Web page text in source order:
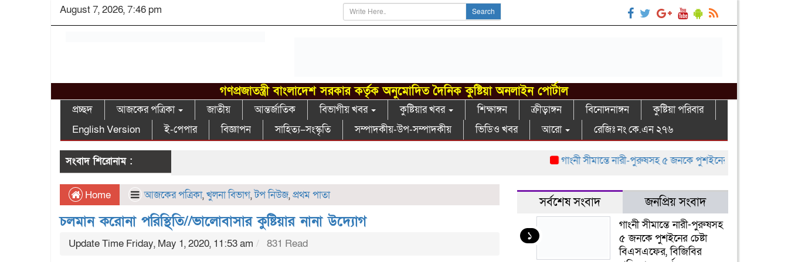
August 7, 2026, 7:46 pm Search
গণপ্রজাতন্ত্রী বাংলাদেশ সরকার কর্তৃক অনুমোদিত দৈনিক কুষ্টিয়া অনলাইন পোর্টাল
প্রচ্ছদ আজকের পত্রিকা জাতীয় আন্তর্জাতিক বিভাগীয় খবর কুষ্টিয়ার খবর শিক্ষাঙ্গন ক্রীড়াঙ্গন বিনোদনাঙ্গন
কুষ্টিয়া পরিবার
English Version
ই-পেপার বিজ্ঞাপন সাহিত্য–সংস্কৃতি সম্পাদকীয়-উপ-সম্পাদকীয় ভিডিও খবর আরো রেজিঃ নং কে.এন ২৭৬
সংবাদ শিরোনাম : গাংনী সীমান্তে নারী-পুরুষসহ ৫ জনকে পুশইনের চেষ্টা বিএসএফের,
Home আজকের পত্রিকা,খুলনা বিভাগ,টপ নিউজ,প্রথম পাতা
চলমান করোনা পরিস্থিতি//ভালোবাসার কুষ্টিয়ার নানা উদ্যোগ
Update Time Friday, May 1, 2020, 11:53 am 831 Read
সর্বশেষ সংবাদ জনপ্রিয় সংবাদ
১
গাংনী সীমান্তে নারী-পুরুষসহ
৫ জনকে পুশইনের চেষ্টা
বিএসএফের, বিজিবির